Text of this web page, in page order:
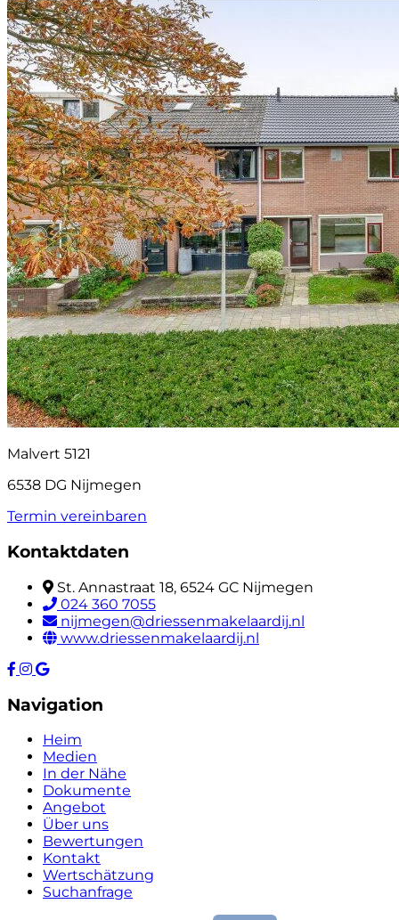
Malvert 5121
6538 DG Nijmegen
Termin vereinbaren
Kontaktdaten
St. Annastraat 18, 6524 GC Nijmegen
024 360 7055
nijmegen@driessenmakelaardij.nl
www.driessenmakelaardij.nl
Navigation
Heim
Medien
In der Nähe
Dokumente
Angebot
Über uns
Bewertungen
Kontakt
Wertschätzung
Suchanfrage